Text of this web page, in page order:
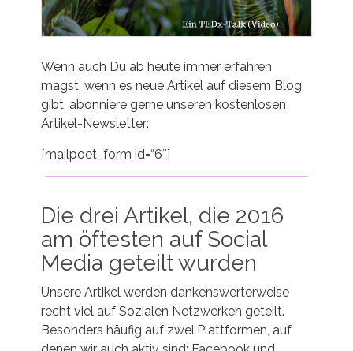
Wenn auch Du ab heute immer erfahren
magst, wenn es neue Artikel auf diesem Blog
gibt, abonniere gerne unseren kostenlosen
Artikel-Newsletter:
[mailpoet_form id=“6″]
Die drei Artikel, die 2016
am öftesten auf Social
Media geteilt wurden
Unsere Artikel werden dankenswerterweise
recht viel auf Sozialen Netzwerken geteilt.
Besonders häufig auf zwei Plattformen, auf